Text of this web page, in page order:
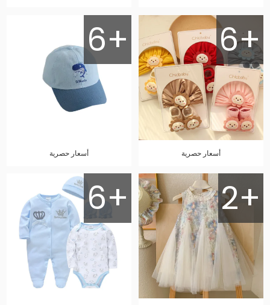
6+
أسعار حصرية
6+
أسعار حصرية
2+
6+